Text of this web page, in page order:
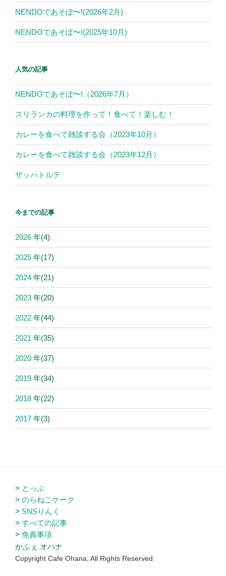
NENDOであそぼ〜!(2026年2月)
NENDOであそぼ〜!(2025年10月)
人気の記事
NENDOであそぼ〜!（2026年7月）
スリランカの料理を作って！食べて！楽しむ！
カレーを食べて雑談する会（2023年10月）
カレーを食べて雑談する会（2023年12月）
ザッハトルテ
今までの記事
2026 年(4)
2025 年(17)
2024 年(21)
2023 年(20)
2022 年(44)
2021 年(35)
2020 年(37)
2019 年(34)
2018 年(22)
2017 年(3)
とっぷ
のらねこケーク
SNSりんく
すべての記事
免責事項
かふぇ オハナ
Copyright Cafe Ohana, All Rights Reserved